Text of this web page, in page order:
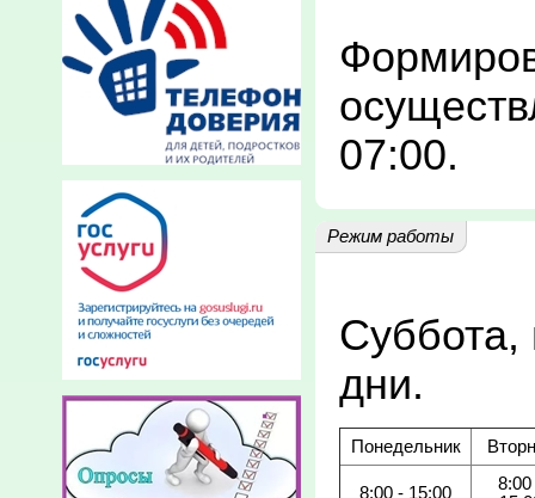
07:00.
Режим работы
Суббота,
дни.
Понедельник
8:00 - 15:00
8:00